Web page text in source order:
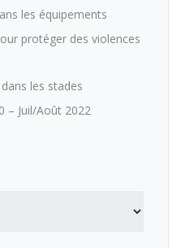
les équipements
protéger des violences
les stades
– Juil/Août 2022